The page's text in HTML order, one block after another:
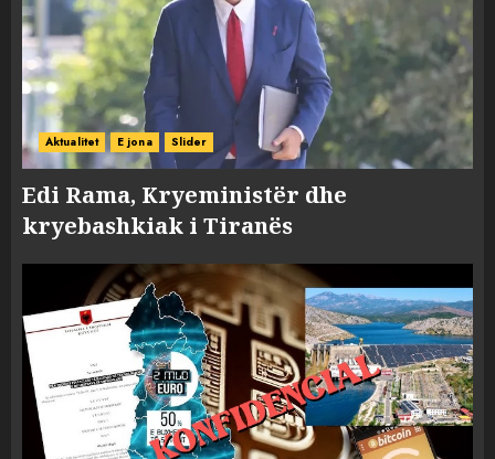
Aktualitet E jona Slider
Edi Rama, Kryeministër dhe
kryebashkiak i Tiranës